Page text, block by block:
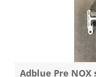
Adblue Pre NOX